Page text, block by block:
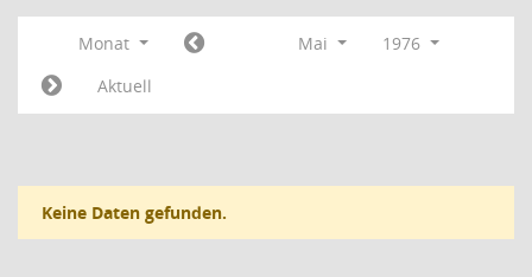
Monat Mai
1976
Aktuell
Keine Daten gefunden.